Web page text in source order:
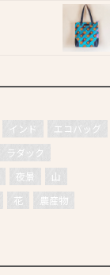
インド
エコバッグ
ラダック
夜景
山
花
農産物